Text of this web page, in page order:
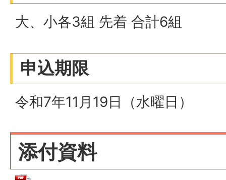
大、小各3組 先着 合計6組
申込期限
令和7年11月19日（水曜日）
添付資料